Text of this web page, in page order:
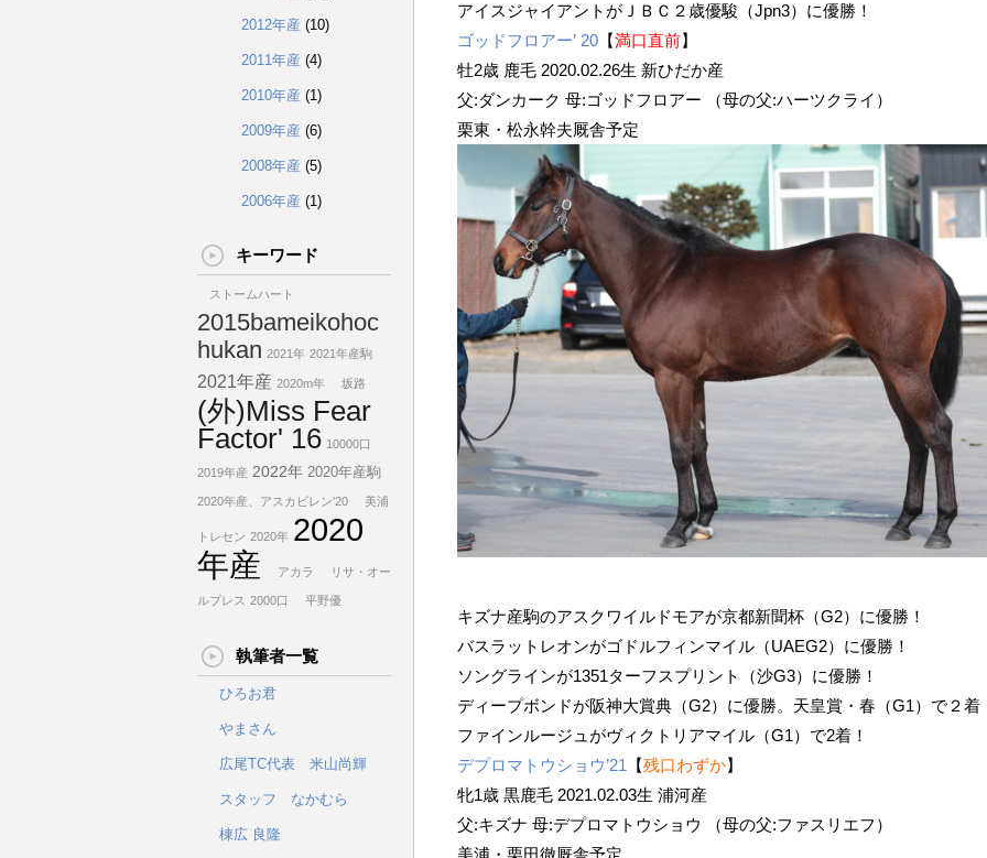
アイスジャイアントがＪＢＣ２歳優駿（Jpn3）に優勝！
ゴッドフロアー’ 20 【満口直前】
牡2歳 鹿毛 2020.02.26生 新ひだか産
父:ダンカーク 母:ゴッドフロアー （母の父:ハーツクライ）
栗東・松永幹夫厩舎予定
キズナ産駒のアスクワイルドモアが京都新聞杯（G2） に優勝！
バスラットレオンがゴドルフィンマイル（UAEG2）に優勝！
ソングラインが1351ターフスプリント（沙G3）に優勝！
ディープボンドが阪神大賞典（G2）に優勝。天皇賞・春（G1）で２着
ファインルージュがヴィクトリアマイル（G1）で2着！
デプロマトウショウ’21
【残口わずか】
牝1歳 黒鹿毛 2021.02.03生 浦河産
父:キズナ 母:デプロマトウショウ （母の父:ファスリエフ）
美浦・栗田徹厩舎予定
2012年産 (10)
2011年産 (4)
2010年産 (1)
2009年産 (6)
2008年産 (5)
2006年産 (1)
キーワード
ストームハート
2015bameikohoc
hukan 2021年 2021年産駒
2021年産 2020m年 坂路
(外)Miss Fear
Factor' 16 10000口
2019年産 2022年 2020年産駒
2020年産、アスカビレン'20 美浦
トレセン 2020年 2020
年産
アカラ リサ・オー
ルプレス 2000口 平野優
執筆者一覧
ひろお君
やまさん
広尾TC代表 米山尚輝
スタッフ なかむら
棟広 良隆